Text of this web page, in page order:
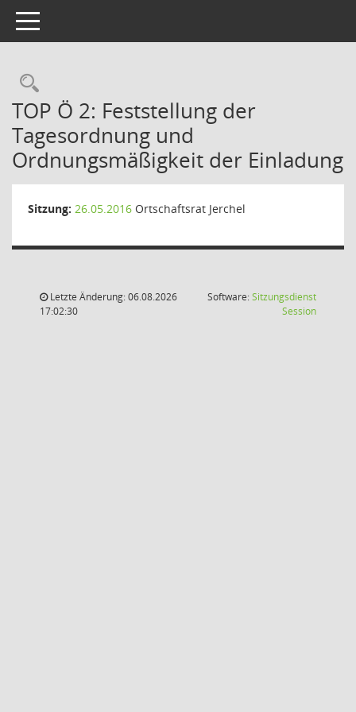
Toggle navigation
Rechercheauswahl
TOP Ö 2: Feststellung der
Tagesordnung und
Ordnungsmäßigkeit der Einladung
Sitzung: 26.05.2016 Ortschaftsrat Jerchel
Letzte Änderung: 06.08.2026
17:02:30
Software:Sitzungsdienst
Session(Wird in